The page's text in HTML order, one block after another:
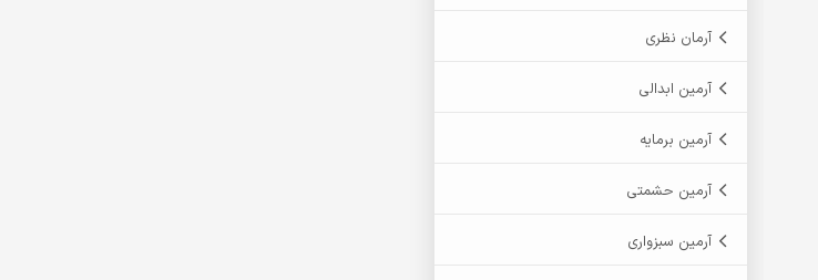
آرمان نظری
آرمین ابدالی
آرمین برمایه
آرمین حشمتی
آرمین سبزواری